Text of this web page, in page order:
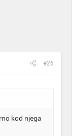
#26
kod njega